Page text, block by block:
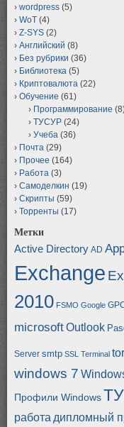
wordpress (5)
WoT (4)
Z-SYS (2)
Английский (8)
Без рубрики (36)
Библиотека (5)
Криптовалюта (22)
Обучение (61)
Программирование
ТУСУР (24)
Учеба (36)
Почта (29)
Прочее (164)
Работа (3)
Самоделкин (19)
Скрипты (59)
Торренты (17)
Метки
Active Directory AD
Exchange
2010 FSMO Google
microsoftOutlook
Server smtp SSL Terminal
windows 7
Профили Windows
работа дипломный